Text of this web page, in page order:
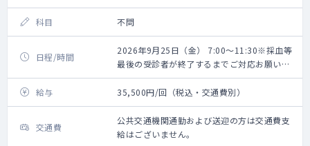
科目 不問
日程/時間
2026年9月25日（金） 7:00～11:30※採血等
最後の受診者が終了するまでご対応お願いい
たします。
給与
35,500円/回（税込・交通費別）
交通費
公共交通機関通勤および送迎の方は交通費支
給はございません。